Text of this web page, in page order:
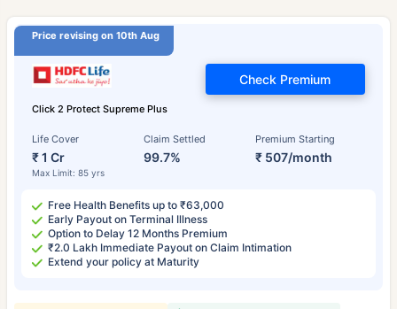
Price revising on 10th Aug
Click 2 Protect Supreme Plus
Life Cover
₹ 1 Cr
Max Limit: 85 yrs
Claim Settled
99.7%
Premium Starting
₹ 507/month
Check Premium
Free Health Benefits up to ₹63,000
Early Payout on Terminal Illness
Option to Delay 12 Months Premium
₹2.0 Lakh Immediate Payout on Claim Intimation
Extend your policy at Maturity